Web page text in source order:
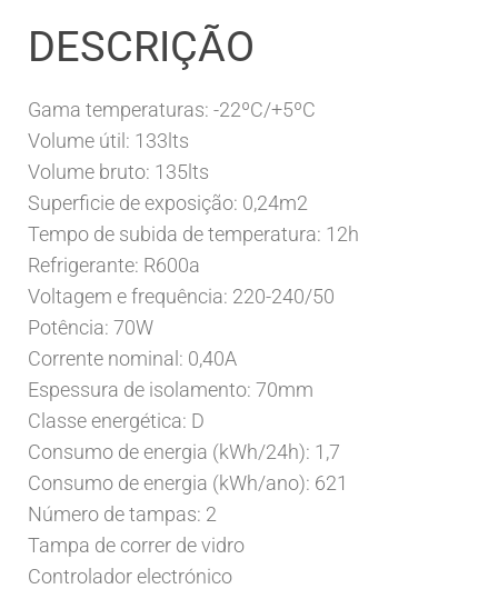
DESCRIÇÃO
Gama temperaturas: -22ºC/+5ºC
Volume útil: 133lts
Volume bruto: 135lts
Superficie de exposição: 0,24m2
Tempo de subida de temperatura: 12h
Refrigerante: R600a
Voltagem e frequência: 220-240/50
Potência: 70W
Corrente nominal: 0,40A
Espessura de isolamento: 70mm
Classe energética: D
Consumo de energia (kWh/24h): 1,7
Consumo de energia (kWh/ano): 621
Número de tampas: 2
Tampa de correr de vidro
Controlador electrónico